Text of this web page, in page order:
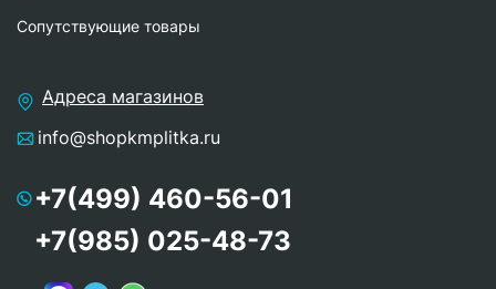
Сопутствующие товары
Адреса магазинов
info@shopkmplitka.ru
+7(499) 460-56-01
+7(985) 025-48-73